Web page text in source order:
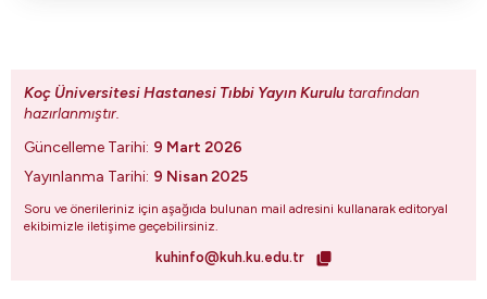
Koç Üniversitesi Hastanesi Tıbbi Yayın Kurulu tarafından
hazırlanmıştır.
Güncelleme Tarihi: 9 Mart 2026
Yayınlanma Tarihi: 9 Nisan 2025
Soru ve önerileriniz için aşağıda bulunan mail adresini kullanarak editoryal
ekibimizle iletişime geçebilirsiniz.
kuhinfo@kuh.ku.edu.tr